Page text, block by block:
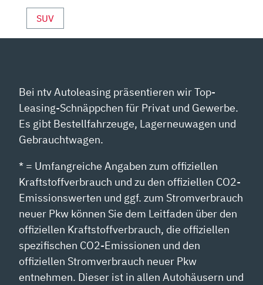
EDITION“
VON
SUV
Bei ntv Autoleasing präsentieren wir Top-
Leasing-Schnäppchen für Privat und Gewerbe.
Es gibt Bestellfahrzeuge, Lagerneuwagen und
Gebrauchtwagen.
* = Umfangreiche Angaben zum offiziellen
Kraftstoffverbrauch und zu den offiziellen CO2-
Emissionswerten und ggf. zum Stromverbrauch
neuer Pkw können Sie dem Leitfaden über den
offiziellen Kraftstoffverbrauch, die offiziellen
spezifischen CO2-Emissionen und den
offiziellen Stromverbrauch neuer Pkw
entnehmen. Dieser ist in allen Autohäusern und